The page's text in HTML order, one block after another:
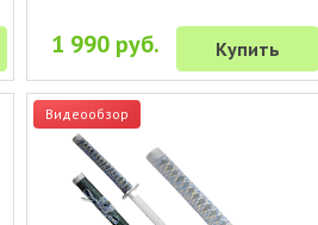
1 990 руб. Купить
Видеообзор